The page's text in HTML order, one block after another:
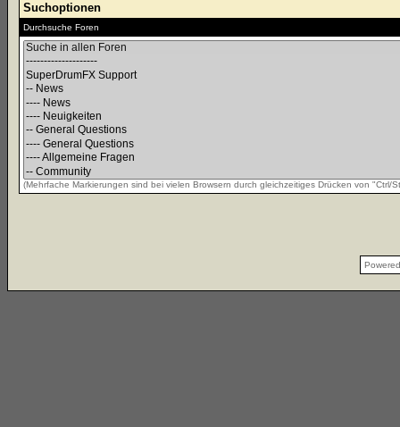
Suchoptionen
Durchsuche Foren
(Mehrfache Markierungen sind bei vielen Browsern durch gleichzeitiges Drücken von "Ctrl/